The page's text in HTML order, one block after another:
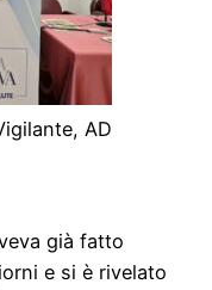
AD
già fatto
e si è rivelato